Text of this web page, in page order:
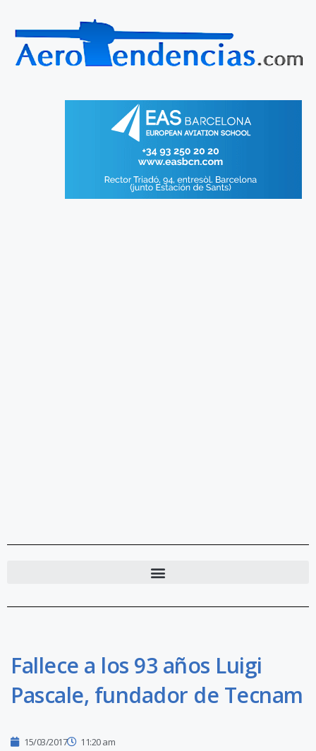
Fallece a los 93 años Luigi
Pascale, fundador de Tecnam
15/03/2017 11:20 am